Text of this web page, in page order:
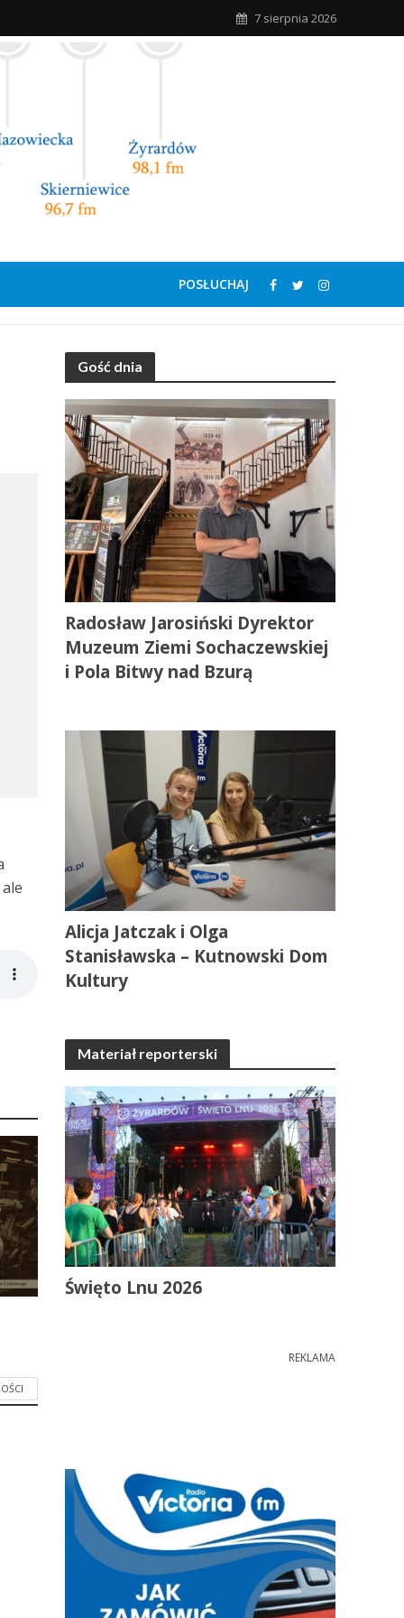
7 sierpnia 2026
POSŁUCHAJ
Gość dnia
Radosław Jarosiński Dyrektor
Muzeum Ziemi Sochaczewskiej
i Pola Bitwy nad Bzurą
Alicja Jatczak i Olga
Stanisławska – Kutnowski Dom
Kultury
Materiał reporterski
Święto Lnu 2026
REKLAMA